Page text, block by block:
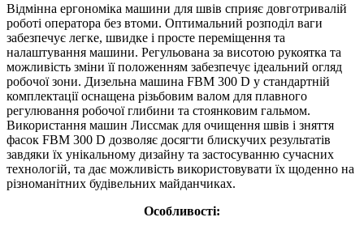
Відмінна ергономіка машини для швів сприяє довготривалій
роботі оператора без втоми. Оптимальний розподіл ваги
забезпечує легке, швидке і просте переміщення та
налаштування машини. Регульована за висотою рукоятка та
можливість зміни її положенням забезпечує ідеальний огляд
робочої зони. Дизельна машина FBM 300 D у стандартній
комплектації оснащена різьбовим валом для плавного
регулювання робочої глибини та стоянковим гальмом.
Використання машин Лиссмак для очищення швів і зняття
фасок FBM 300 D дозволяє досягти блискучих результатів
завдяки їх унікальному дизайну та застосуванню сучасних
технологій, та дає можливість використовувати їх щоденно на
різноманітних будівельних майданчиках.
Особливості: